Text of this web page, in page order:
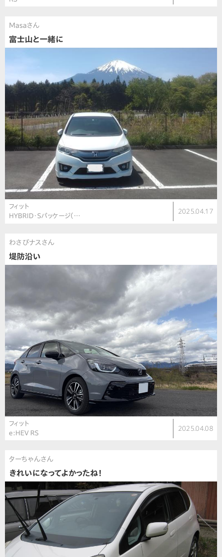
Masaさん
富士山と一緒に
フィット
HYBRID･Sパッケージ（…
2025.04.17
わさびナスさん
堤防沿い
フィット
e:HEV RS
2025.04.08
ターちゃんさん
きれいになってよかったね！